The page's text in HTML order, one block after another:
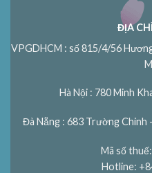
ĐỊA
VPGDHCM : số 815/4/56
Hà Nội : 780 Minh
Đà Nẵng : 683 Trường Chinh
Mã số
Hotline: